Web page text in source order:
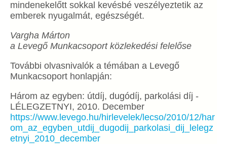
mindenekelőtt sokkal kevésbé veszélyeztetik az
emberek nyugalmát, egészségét.
Vargha Márton
a Levegő Munkacsoport közlekedési felelőse
További olvasnivalók a témában a Levegő
Munkacsoport honlapján:
Három az egyben: útdíj, dugódíj, parkolási díj -
LÉLEGZETNYI, 2010. December
https://www.levego.hu/hirlevelek/lecso/2010/12/har
om_az_egyben_utdij_dugodij_parkolasi_dij_lelegz
etnyi_2010_december